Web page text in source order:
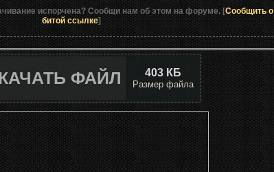
испорчена? Сообщи нам об этом на форуме. [Сообщить о
битой ссылке]
ФАЙЛ 403 КБ
Размер файла